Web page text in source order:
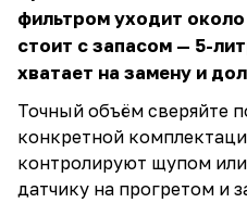
фильтром уходит
стоит с запасом — 5-
хватает на замену и
Точный объём сверяйте
конкретной
контролируют щупом
датчику на прогретом и